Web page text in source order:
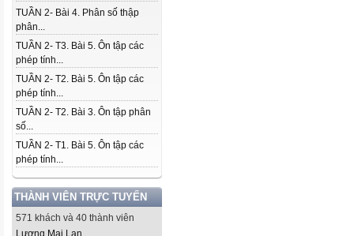
TUẦN 2- Bài 4. Phân số thập
phân...
TUẦN 2- T3. Bài 5. Ôn tập các
phép tính...
TUẦN 2- T2. Bài 5. Ôn tập các
phép tính...
TUẦN 2- T2. Bài 3. Ôn tập phân
số...
TUẦN 2- T1. Bài 5. Ôn tập các
phép tính...
THÀNH VIÊN TRỰC TUYẾN
571 khách và 40 thành viên
Lương Mai Lan